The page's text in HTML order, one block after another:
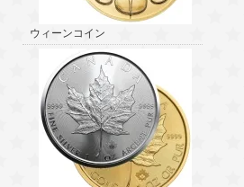
ウィーンコイン